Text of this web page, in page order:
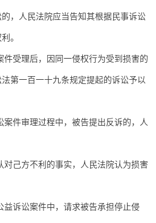
，人民法院应当告知其根据民事诉讼
。
受理后，因同一侵权行为受到损害的
第一百一十九条规定提起的诉讼予以
件审理过程中，被告提出反诉的，人
己方不利的事实，人民法院认为损害
诉讼案件中，请求被告承担停止侵